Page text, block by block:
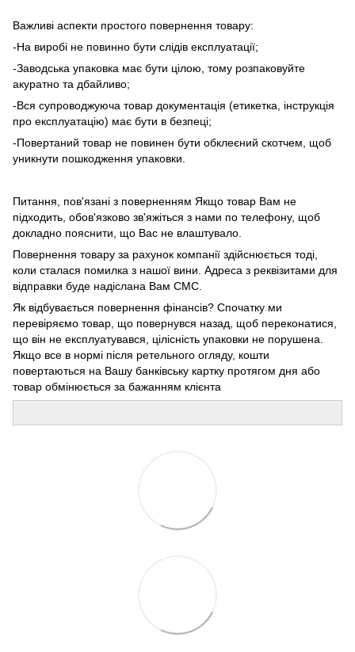
Важливі аспекти простого повернення товару:
-На виробі не повинно бути слідів експлуатації;
-Заводська упаковка має бути цілою, тому розпаковуйте
акуратно та дбайливо;
-Вся супроводжуюча товар документація (етикетка, інструкція
про експлуатацію) має бути в безпеці;
-Повертаний товар не повинен бути обклеєний скотчем, щоб
уникнути пошкодження упаковки.
Питання, пов'язані з поверненням Якщо товар Вам не
підходить, обов'язково зв'яжіться з нами по телефону, щоб
докладно пояснити, що Вас не влаштувало.
Повернення товару за рахунок компанії здійснюється тоді,
коли сталася помилка з нашої вини. Адреса з реквізитами для
відправки буде надіслана Вам СМС.
Як відбувається повернення фінансів? Спочатку ми
перевіряємо товар, що повернувся назад, щоб переконатися,
що він не експлуатувався, цілісність упаковки не порушена.
Якщо все в нормі після ретельного огляду, кошти
повертаються на Вашу банківську картку протягом дня або
товар обмінюється за бажанням клієнта